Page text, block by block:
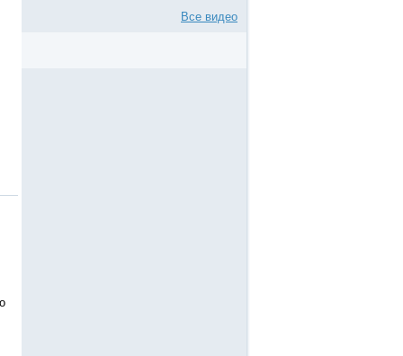
Все видео